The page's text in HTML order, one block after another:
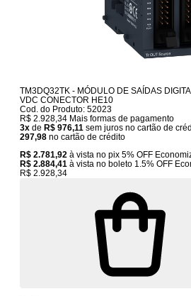
TM3DQ32TK - MÓDULO DE SAÍDAS
VDC CONECTOR HE10
Cod. do Produto: 52023
R$ 2.928,34 Mais formas de pagamento
3x deR$ 976,11 sem juros no cartão de
297,98 no cartão de crédito
R$ 2.781,92à vista no pix5% OFF
R$ 2.884,41à vista no boleto 1.5% OFF
R$ 2.928,34